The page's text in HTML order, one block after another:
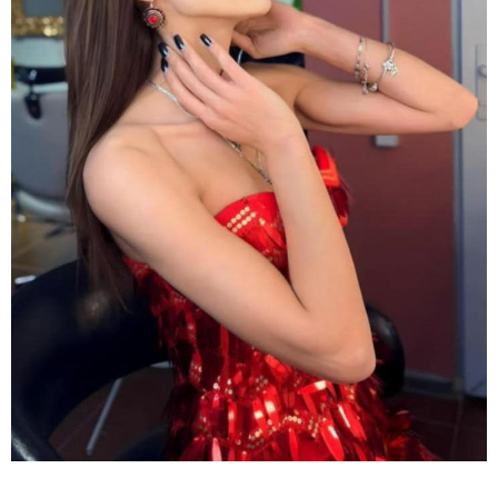
თბილისი - ჰერაკლიონი 1623.80
ლარიდან
თბილისი - ბუდაპეშტი 1132.00
ლარიდან
თბილისი - რომი 1594.70 ლარიდან